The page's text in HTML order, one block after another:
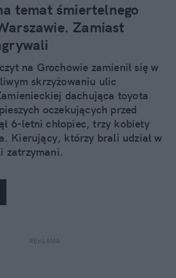
temat śmiertelnego
Zamiast
na Grochowie zamienił się w
skrzyżowaniu ulic
dachująca toyota
oczekujących przed
6-letni chłopiec, trzy kobiety
Kierujący, którzy brali udział w
zatrzymani.
REKLAMA